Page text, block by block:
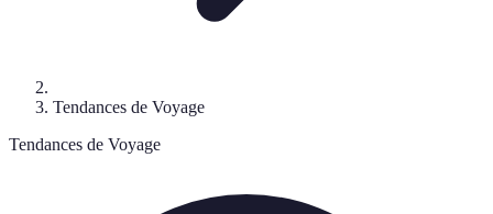
Tendances de Voyage
Tendances de Voyage